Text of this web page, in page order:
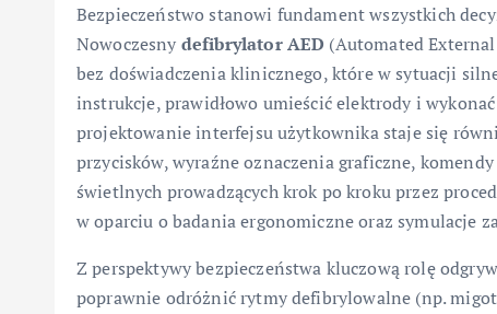
Bezpieczeństwo stanowi fundament wszystkich
Nowoczesny defibrylator AED (Automated
bez doświadczenia klinicznego, które w sytuacji
instrukcje, prawidłowo umieścić elektrody i
projektowanie interfejsu użytkownika staje się
przycisków, wyraźne oznaczenia graficzne,
świetlnych prowadzących krok po kroku przez
w oparciu o badania ergonomiczne oraz symulacje
Z perspektywy bezpieczeństwa kluczową rolę
poprawnie odróżnić rytmy defibrylowalne (np.